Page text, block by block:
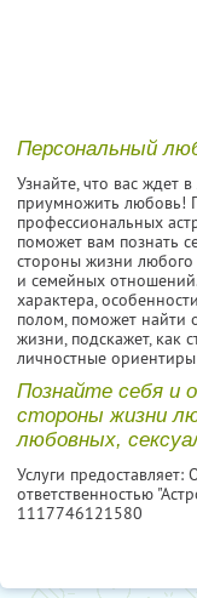
Персональный
Узнайте, что вас ждет
приумножить любовь!
профессиональных
поможет вам познать
стороны жизни любого
и семейных
характера,
полом, поможет найти
жизни, подскажет, как
личностные
Познайте себя и
стороны жизни
любовных,
Услуги
ответственностью
1117746121580